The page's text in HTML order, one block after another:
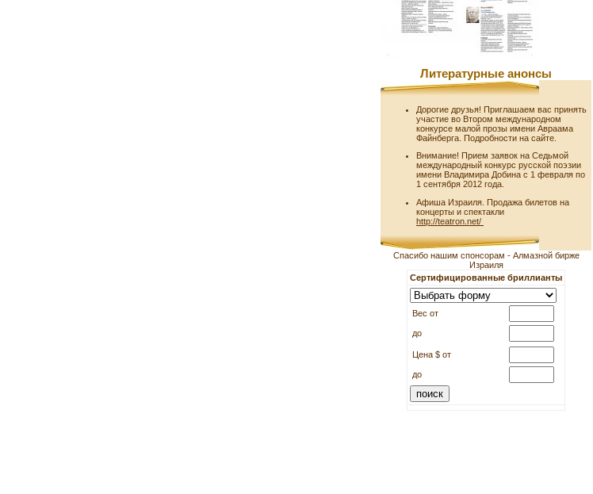
Литературные анонсы
Дорогие друзья! Приглашаем вас принять
участие во Втором международном
конкурсе малой прозы имени Авраама
Файнберга. Подробности на сайте.
Внимание! Прием заявок на Седьмой
международный конкурс русской поэзии
имени Владимира Добина с 1 февраля по
1 сентября 2012 года.
Афиша Израиля. Продажа билетов на
концерты и спектакли
http://teatron.net/
Спасибо нашим спонсорам - Алмазной бирже
Израиля
Сертифицированные бриллианты
Вес от
до
Цена $ от
до